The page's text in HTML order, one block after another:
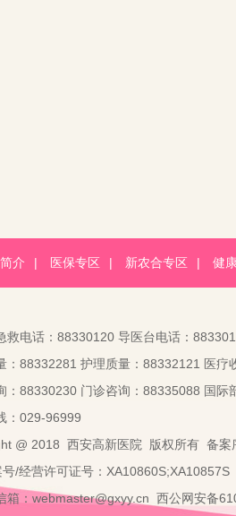
介 | 医保专区 | 新农合专区 | 健
救电话：88330120 导医台电话：
：88332281 护理质量：88332121 医疗
：88330230 门诊咨询：88335088 国
：029-96999
@ 2018 西安高新医院 版权所有 备案
号/经营许可证号：
箱：webmaster@gxyy.cn 西公网安备